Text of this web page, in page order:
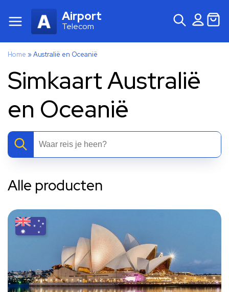
Airport
Telecom
Home »Australië en Oceanië
Simkaart Australië
en Oceanië
Alle producten